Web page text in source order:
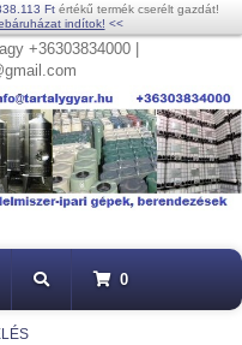
Ftértékű termék cserélt gazdát!
indítok! <<
+36303834000 |
0